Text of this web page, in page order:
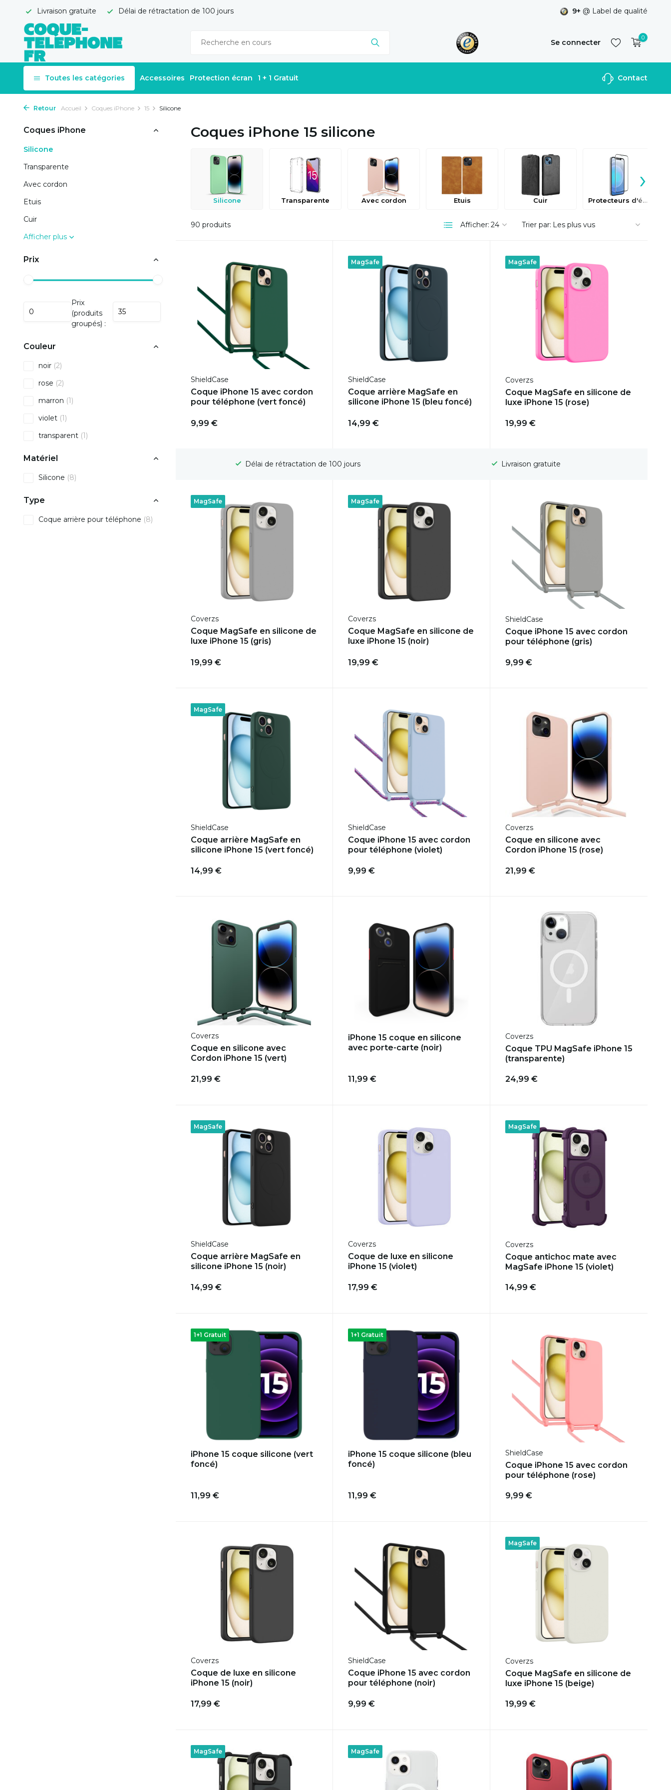
Livraison gratuite Délai de rétractation de 100 jours 9+ @ Label de qualité
Se connecter
S'inscrire
0
Toutes les catégories Accessoires Protection écran 1 + 1 Gratuit Contact
Retour Accueil Coques iPhone 15 Silicone
Coques iPhone
Silicone
Transparente
Avec cordon
Etuis
Cuir
Afficher plus
Prix
Prix
(produits
groupés) :
Couleur
noir (2)
rose (2)
marron (1)
violet (1)
transparent (1)
Matériel
Silicone (8)
Type
Coque arrière pour téléphone (8)
Coques iPhone 15 silicone
Silicone Transparente Avec cordon Etuis Cuir Protecteurs d'écran
›
90 produits Afficher: Trier par:
ShieldCase
Coque iPhone 15 avec cordon
pour téléphone (vert foncé)
9,99 €
MagSafe
ShieldCase
Coque arrière MagSafe en
silicone iPhone 15 (bleu foncé)
14,99 €
MagSafe
Coverzs
Coque MagSafe en silicone de
luxe iPhone 15 (rose)
19,99 €
Délai de rétractation de 100 jours Livraison gratuite Délai de rétractation de 100 jours
MagSafe
Coverzs
Coque MagSafe en silicone de
luxe iPhone 15 (gris)
19,99 €
MagSafe
Coverzs
Coque MagSafe en silicone de
luxe iPhone 15 (noir)
19,99 €
ShieldCase
Coque iPhone 15 avec cordon
pour téléphone (gris)
9,99 €
MagSafe
ShieldCase
Coque arrière MagSafe en
silicone iPhone 15 (vert foncé)
14,99 €
ShieldCase
Coque iPhone 15 avec cordon
pour téléphone (violet)
9,99 €
Coverzs
Coque en silicone avec
Cordon iPhone 15 (rose)
21,99 €
Coverzs
Coque en silicone avec
Cordon iPhone 15 (vert)
21,99 €
iPhone 15 coque en silicone
avec porte-carte (noir)
11,99 €
Coverzs
Coque TPU MagSafe iPhone 15
(transparente)
24,99 €
MagSafe
ShieldCase
Coque arrière MagSafe en
silicone iPhone 15 (noir)
14,99 €
Coverzs
Coque de luxe en silicone
iPhone 15 (violet)
17,99 €
MagSafe
Coverzs
Coque antichoc mate avec
MagSafe iPhone 15 (violet)
14,99 €
1+1 Gratuit
iPhone 15 coque silicone (vert
foncé)
11,99 €
1+1 Gratuit
iPhone 15 coque silicone (bleu
foncé)
11,99 €
ShieldCase
Coque iPhone 15 avec cordon
pour téléphone (rose)
9,99 €
Coverzs
Coque de luxe en silicone
iPhone 15 (noir)
17,99 €
ShieldCase
Coque iPhone 15 avec cordon
pour téléphone (noir)
9,99 €
MagSafe
Coverzs
Coque MagSafe en silicone de
luxe iPhone 15 (beige)
19,99 €
MagSafe MagSafe